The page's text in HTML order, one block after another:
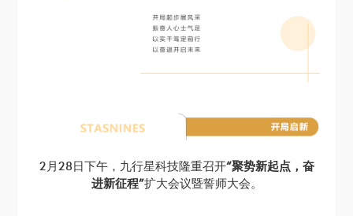
2月28日下午，九行星科技隆重召开“聚势新起点，奋
进新征程”扩大会议暨誓师大会。